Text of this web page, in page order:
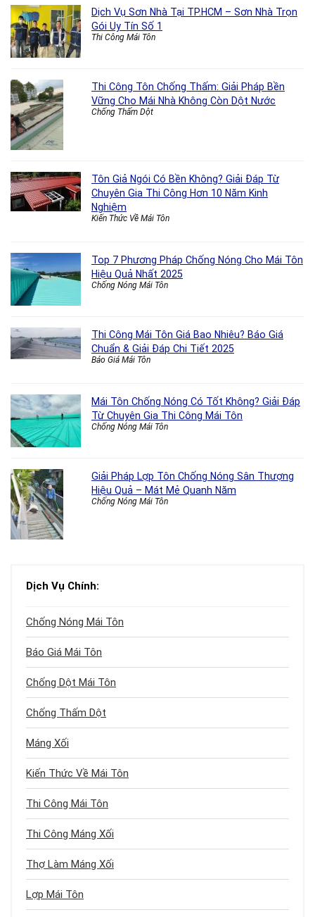
Dịch Vụ Sơn Nhà Tại TP.HCM – Sơn Nhà Trọn
Gói Uy Tín Số 1
Thi Công Mái Tôn
Thi Công Tôn Chống Thấm: Giải Pháp Bền
Vững Cho Mái Nhà Không Còn Dột Nước
Chống Thấm Dột
Tôn Giả Ngói Có Bền Không? Giải Đáp Từ
Chuyên Gia Thi Công Hơn 10 Năm Kinh
Nghiệm
Kiến Thức Về Mái Tôn
Top 7 Phương Pháp Chống Nóng Cho Mái Tôn
Hiệu Quả Nhất 2025
Chống Nóng Mái Tôn
Thi Công Mái Tôn Giá Bao Nhiêu? Báo Giá
Chuẩn & Giải Đáp Chi Tiết 2025
Báo Giá Mái Tôn
Mái Tôn Chống Nóng Có Tốt Không? Giải Đáp
Từ Chuyên Gia Thi Công Mái Tôn
Chống Nóng Mái Tôn
Giải Pháp Lợp Tôn Chống Nóng Sân Thượng
Hiệu Quả – Mát Mẻ Quanh Năm
Chống Nóng Mái Tôn
Dịch Vụ Chính:
Chống Nóng Mái Tôn
Báo Giá Mái Tôn
Chống Dột Mái Tôn
Chống Thấm Dột
Máng Xối
Kiến Thức Về Mái Tôn
Thi Công Mái Tôn
Thi Công Máng Xối
Thợ Làm Máng Xối
Lợp Mái Tôn